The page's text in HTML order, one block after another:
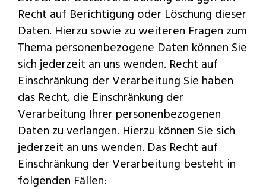
Recht auf Berichtigung oder Löschung dieser
Daten. Hierzu sowie zu weiteren Fragen zum
Thema personenbezogene Daten können Sie
sich jederzeit an uns wenden. Recht auf
Einschränkung der Verarbeitung Sie haben
das Recht, die Einschränkung der
Verarbeitung Ihrer personenbezogenen
Daten zu verlangen. Hierzu können Sie sich
jederzeit an uns wenden. Das Recht auf
Einschränkung der Verarbeitung besteht in
folgenden Fällen: